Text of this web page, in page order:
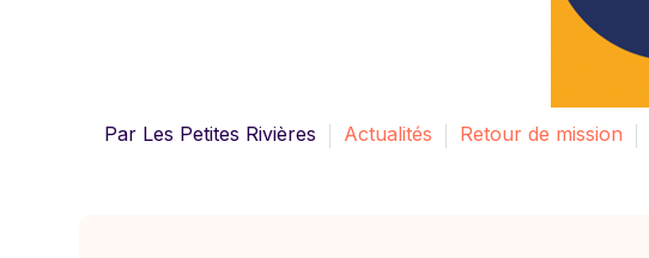
Par Les Petites Rivières Actualités Retour de mission